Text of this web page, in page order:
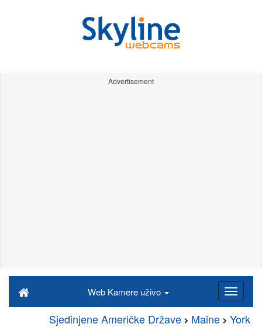
Advertisement
Web Kamere uživo
Sjedinjene Američke Države Maine York